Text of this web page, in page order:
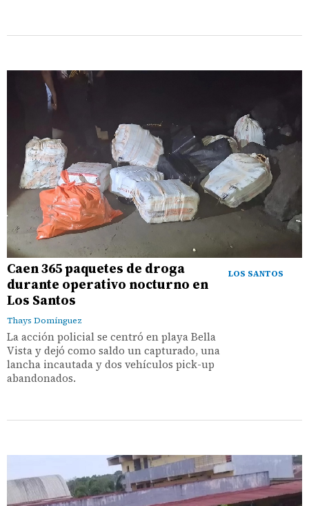
LOS SANTOS
Caen 365 paquetes de droga
durante operativo nocturno en
Los Santos
Thays Domínguez
La acción policial se centró en playa Bella
Vista y dejó como saldo un capturado, una
lancha incautada y dos vehículos pick-up
abandonados.